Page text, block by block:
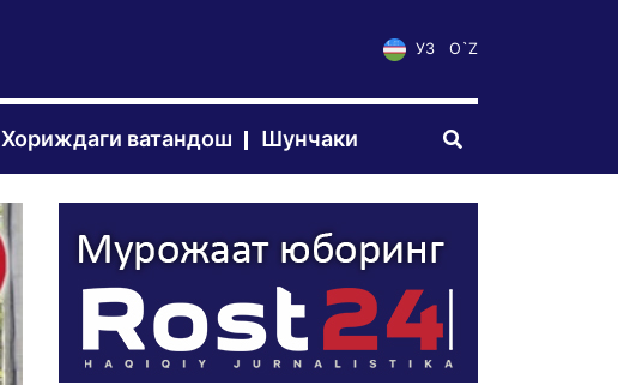
УЗ O`Z
Хориждаги ватандош Шунчаки